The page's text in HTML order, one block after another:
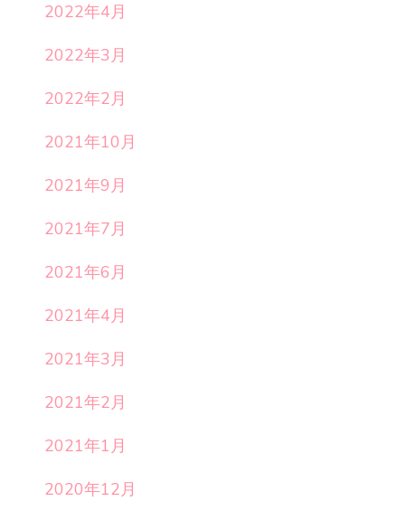
2022年4月
2022年3月
2022年2月
2021年10月
2021年9月
2021年7月
2021年6月
2021年4月
2021年3月
2021年2月
2021年1月
2020年12月